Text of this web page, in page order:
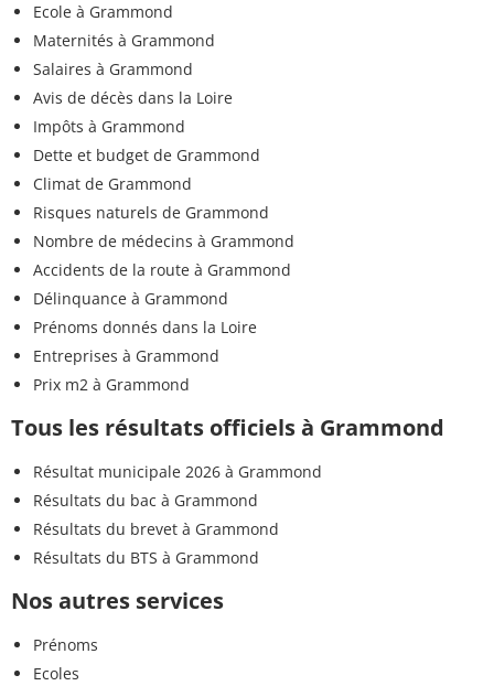
Ecole à Grammond
Maternités à Grammond
Salaires à Grammond
Avis de décès dans la Loire
Impôts à Grammond
Dette et budget de Grammond
Climat de Grammond
Risques naturels de Grammond
Nombre de médecins à Grammond
Accidents de la route à Grammond
Délinquance à Grammond
Prénoms donnés dans la Loire
Entreprises à Grammond
Prix m2 à Grammond
Tous les résultats officiels à Grammond
Résultat municipale 2026 à Grammond
Résultats du bac à Grammond
Résultats du brevet à Grammond
Résultats du BTS à Grammond
Nos autres services
Prénoms
Ecoles